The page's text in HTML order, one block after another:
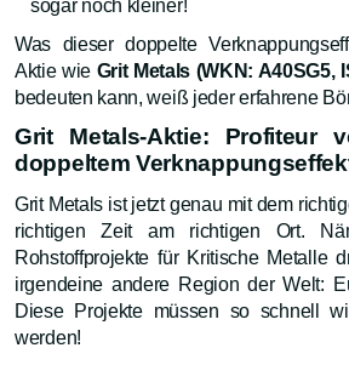
sogar noch kleiner!
Was dieser doppelte
Aktie wie Grit Metals (WKN: A40SG5,
bedeuten kann, weiß jeder erfahrene
Grit Metals-Aktie: Profiteur
doppeltem
Grit Metals ist jetzt genau mit dem
richtigen Zeit am richtigen Ort.
Rohstoffprojekte für Kritische Metalle
irgendeine andere Region der Welt:
Diese Projekte müssen so schnell
werden!